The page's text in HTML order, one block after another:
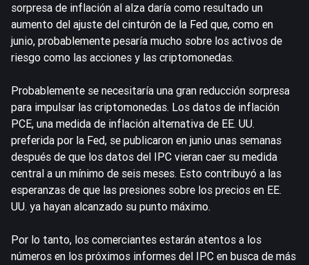
sorpresa de inflación al alza daría como resultado un
aumento del ajuste del cinturón de la Fed que, como en
junio, probablemente pesaría mucho sobre los activos de
riesgo como las acciones y las criptomonedas.
Probablemente se necesitaría una gran reducción sorpresa
para impulsar las criptomonedas. Los datos de inflación
PCE, una medida de inflación alternativa de EE. UU.
preferida por la Fed, se publicaron en junio unas semanas
después de que los datos del IPC vieran caer su medida
central a un mínimo de seis meses. Esto contribuyó a las
esperanzas de que las presiones sobre los precios en EE.
UU. ya hayan alcanzado su punto máximo.
Por lo tanto, los comerciantes estarán atentos a los
números en los próximos informes del IPC en busca de más